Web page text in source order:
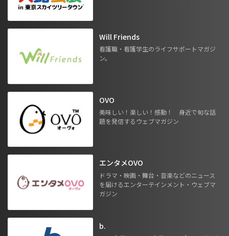
Will Friends
看護職・看護学生のライフサポートマガジ
ン。
OVO
美味しい！楽しい！感動！ 身近で旬な話
題を発信するウェブマガジン
エンタメOVO
ドラマ・映画・舞台・音楽などのニュース
を届けるエンターテインメント・ウェブマ
ガジン
b.